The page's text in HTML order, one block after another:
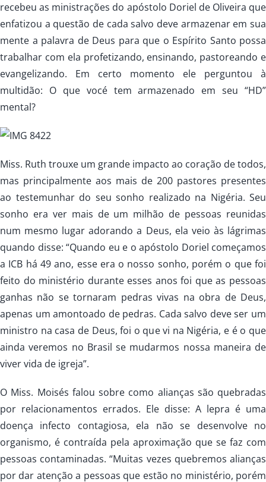
recebeu as ministrações do apóstolo Doriel de Oliveira que
enfatizou a questão de cada salvo deve armazenar em sua
mente a palavra de Deus para que o Espírito Santo possa
trabalhar com ela profetizando, ensinando, pastoreando e
evangelizando. Em certo momento ele perguntou à
multidão: O que vocé tem armazenado em seu “HD”
mental?
Miss. Ruth trouxe um grande impacto ao coração de todos,
mas principalmente aos mais de 200 pastores presentes
ao testemunhar do seu sonho realizado na Nigéria. Seu
sonho era ver mais de um milhão de pessoas reunidas
num mesmo lugar adorando a Deus, ela veio às lágrimas
quando disse: “Quando eu e o apóstolo Doriel começamos
a ICB há 49 ano, esse era o nosso sonho, porém o que foi
feito do ministério durante esses anos foi que as pessoas
ganhas não se tornaram pedras vivas na obra de Deus,
apenas um amontoado de pedras. Cada salvo deve ser um
ministro na casa de Deus, foi o que vi na Nigéria, e é o que
ainda veremos no Brasil se mudarmos nossa maneira de
viver vida de igreja”.
O Miss. Moisés falou sobre como alianças são quebradas
por relacionamentos errados. Ele disse: A lepra é uma
doença infecto contagiosa, ela não se desenvolve no
organismo, é contraída pela aproximação que se faz com
pessoas contaminadas. “Muitas vezes quebremos alianças
por dar atenção a pessoas que estão no ministério, porém